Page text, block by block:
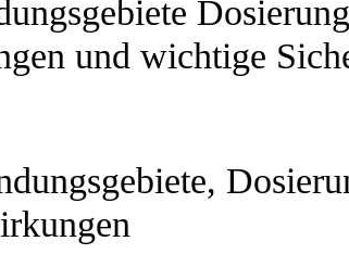
und wichtige